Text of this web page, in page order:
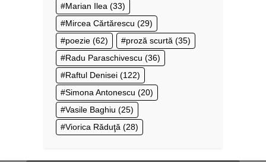
Marian Ilea (33)
Mircea Cărtărescu (29)
poezie (62) proză scurtă (35)
Radu Paraschivescu (36)
Raftul Denisei (122)
Simona Antonescu (20)
Vasile Baghiu (25)
Viorica Răduţă (28)